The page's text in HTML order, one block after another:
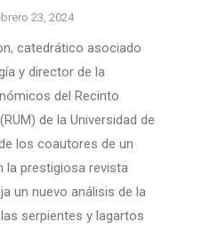
23, 2024
catedrático asociado
y director de la
del Recinto
de la Universidad de
los coautores de un
la prestigiosa revista
un nuevo análisis de la
serpientes y lagartos